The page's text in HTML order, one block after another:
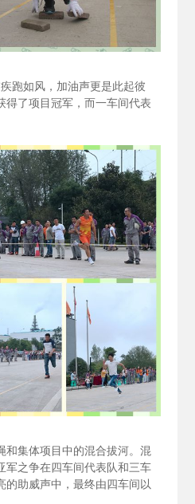
跑如风，加油声更是此起彼
得了项目冠军，而一车间代表
和集体项目中的混合拔河。混
军之争在四车间代表队和三车
的助威声中，最终由四车间以